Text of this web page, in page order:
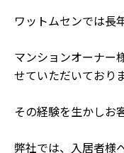
ワットムセンでは長
マンションオーナー
せていただいておりま
その経験を生かしお
弊社では、入居者様